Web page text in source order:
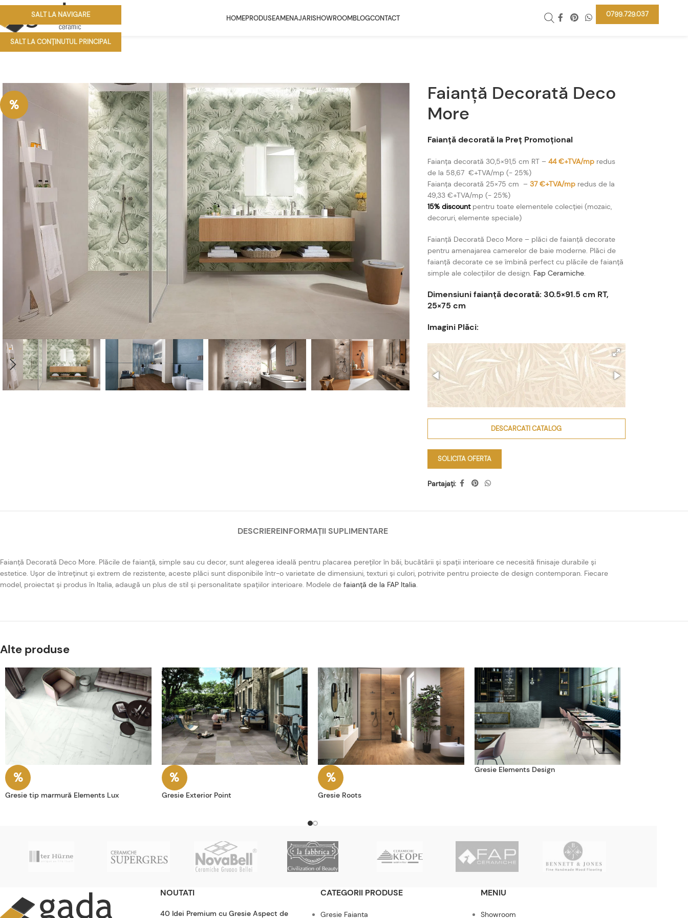
SALT LA NAVIGARE
SALT LA CONȚINUTUL PRINCIPAL
HOMEPRODUSEAMENAJARISHOWROOMBLOGCONTACT 0799.729.037
Faianță Decorată Deco
More
Faianță decorată la Preț Promoțional
Faianța decorată 30,5×91,5 cm RT – 44 €+TVA/mp redus
de la 58,67 €+TVA/mp (- 25%)
Faianța decorată 25×75 cm – 37 €+TVA/mpredus de la
49,33 €+TVA/mp (- 25%)
15% discountpentru toate elementele colecției (mozaic,
decoruri, elemente speciale)
Faianță Decorată Deco More – plăci de faianță decorate
pentru amenajarea camerelor de baie moderne. Plăci de
faianță decorate ce se îmbină perfect cu plăcile de faianță
simple ale colecțiilor de design. Fap Ceramiche.
Dimensiuni faianță decorată: 30.5×91.5 cm RT,
25×75 cm
Imagini Plăci:
DESCARCATI CATALOG
SOLICITA OFERTA
Partajați:
DESCRIEREINFORMAȚII SUPLIMENTARE
Faianță Decorată Deco More. Plăcile de faianță, simple sau cu decor, sunt alegerea ideală pentru placarea pereților în băi, bucătării și spații interioare ce necesită finisaje durabile și
estetice. Ușor de întreținut și extrem de rezistente, aceste plăci sunt disponibile într-o varietate de dimensiuni, texturi și culori, potrivite pentru proiecte de design contemporan. Fiecare
model, proiectat și produs în Italia, adaugă un plus de stil și personalitate spațiilor interioare. Modele de faianță de la FAP Italia.
Alte produse
Gresie tip marmură Elements Lux Gresie Exterior Point Gresie Roots
Gresie Elements Design
NOUTATI
40 Idei Premium cu Gresie Aspect de
CATEGORII PRODUSE
Gresie Faianta
MENIU
Showroom